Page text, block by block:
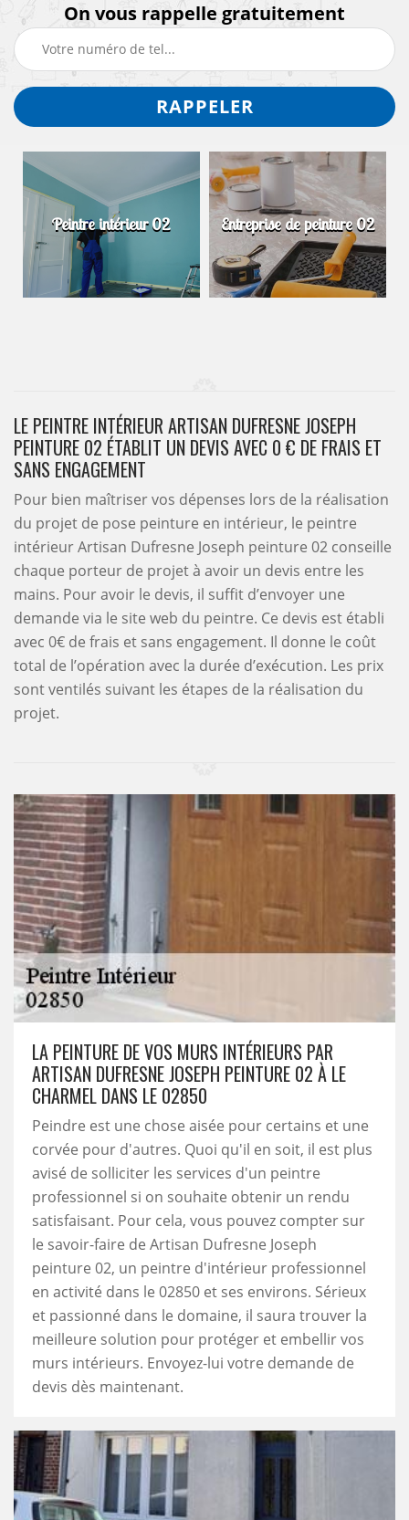
On vous rappelle gratuitement
Peintre intérieur 02 Entreprise de peinture 02
LE PEINTRE INTÉRIEUR ARTISAN DUFRESNE JOSEPH
PEINTURE 02 ÉTABLIT UN DEVIS AVEC 0 € DE FRAIS ET
SANS ENGAGEMENT
Pour bien maîtriser vos dépenses lors de la réalisation
du projet de pose peinture en intérieur, le peintre
intérieur Artisan Dufresne Joseph peinture 02 conseille
chaque porteur de projet à avoir un devis entre les
mains. Pour avoir le devis, il suffit d’envoyer une
demande via le site web du peintre. Ce devis est établi
avec 0€ de frais et sans engagement. Il donne le coût
total de l’opération avec la durée d’exécution. Les prix
sont ventilés suivant les étapes de la réalisation du
projet.
LA PEINTURE DE VOS MURS INTÉRIEURS PAR
ARTISAN DUFRESNE JOSEPH PEINTURE 02 À LE
CHARMEL DANS LE 02850
Peindre est une chose aisée pour certains et une
corvée pour d'autres. Quoi qu'il en soit, il est plus
avisé de solliciter les services d'un peintre
professionnel si on souhaite obtenir un rendu
satisfaisant. Pour cela, vous pouvez compter sur
le savoir-faire de Artisan Dufresne Joseph
peinture 02, un peintre d'intérieur professionnel
en activité dans le 02850 et ses environs. Sérieux
et passionné dans le domaine, il saura trouver la
meilleure solution pour protéger et embellir vos
murs intérieurs. Envoyez-lui votre demande de
devis dès maintenant.